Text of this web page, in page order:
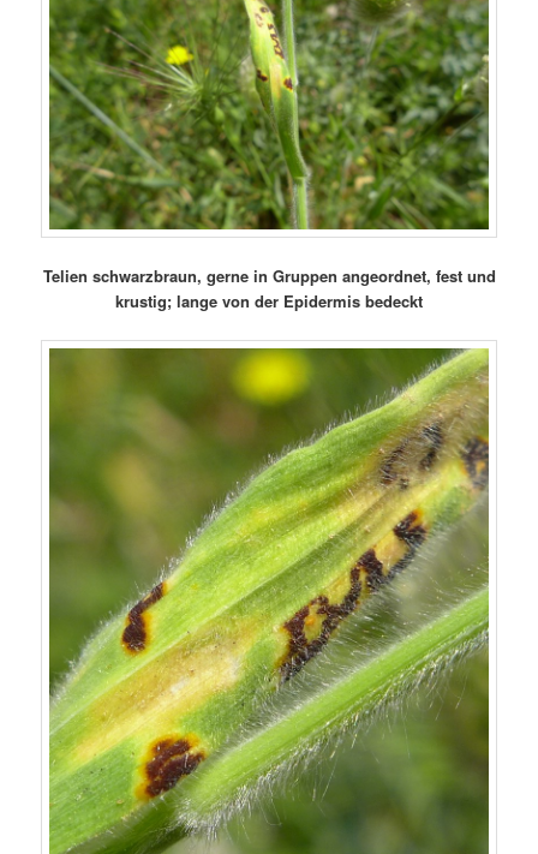
Telien schwarzbraun, gerne in Gruppen angeordnet, fest und
krustig; lange von der Epidermis bedeckt